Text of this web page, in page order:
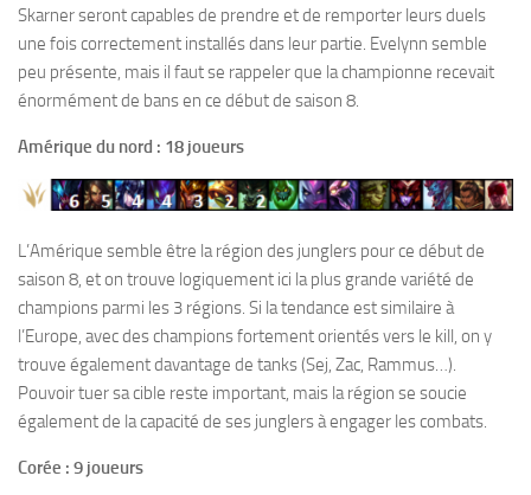
Skarner seront capables de prendre et de remporter leurs duels
une fois correctement installés dans leur partie. Evelynn semble
peu présente, mais il faut se rappeler que la championne recevait
énormément de bans en ce début de saison 8.
Amérique du nord : 18 joueurs
L’Amérique semble être la région des junglers pour ce début de
saison 8, et on trouve logiquement ici la plus grande variété de
champions parmi les 3 régions. Si la tendance est similaire à
l’Europe, avec des champions fortement orientés vers le kill, on y
trouve également davantage de tanks (Sej, Zac, Rammus…).
Pouvoir tuer sa cible reste important, mais la région se soucie
également de la capacité de ses junglers à engager les combats.
Corée : 9 joueurs